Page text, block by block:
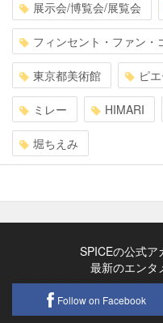
展示会/博覧会/展覧会
フィンセント・ファン・
東京都美術館 ピ
ミレー HIMARI
堀ちえみ
SPICEの公式ア
最新のエンタ
Follow on Facebook